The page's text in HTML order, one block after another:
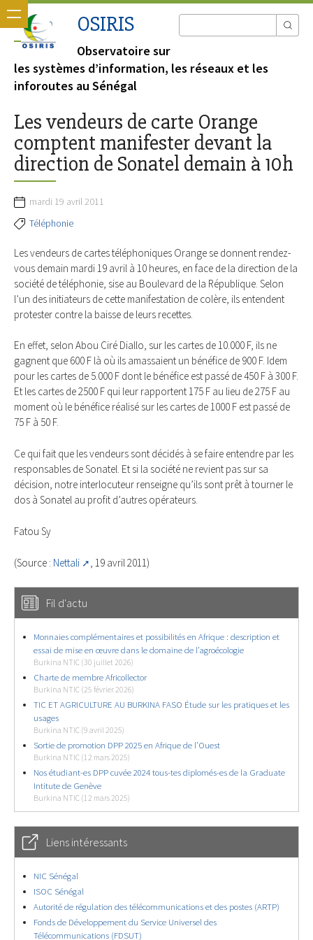
OSIRIS
Observatoire sur
les systèmes d’information, les réseaux et les
inforoutes au Sénégal
Les vendeurs de carte Orange
comptent manifester devant la
direction de Sonatel demain à 10h
mardi 19 avril 2011
Téléphonie
Les vendeurs de cartes téléphoniques Orange se donnent rendez-
vous demain mardi 19 avril à 10 heures, en face de la direction de la
société de téléphonie, sise au Boulevard de la République. Selon
l’un des initiateurs de cette manifestation de colère, ils entendent
protester contre la baisse de leurs recettes.
En effet, selon Abou Ciré Diallo, sur les cartes de 10.000 F, ils ne
gagnent que 600 F là où ils amassaient un bénéfice de 900 F. Idem
pour les cartes de 5.000 F dont le bénéfice est passé de 450 F à 300 F.
Et les cartes de 2500 F qui leur rapportent 175 F au lieu de 275 F au
moment où le bénéfice réalisé sur les cartes de 1000 F est passé de
75 F à 50 F.
Ce qui fait que les vendeurs sont décidés à se faire entendre par les
responsables de Sonatel. Et si la société ne revient pas sur sa
décision, notre interlocuteur renseigne qu’ils sont prêt à tourner le
dos à Sonatel au profit d’autres opérateurs.
Fatou Sy
(Source : Nettali , 19 avril 2011)
Fil d'actu
Monnaies complémentaires et possibilités en Afrique : description et
essai de mise en œuvre dans le domaine de l’agroécologie
Burkina NTIC (30 juillet 2026)
Charte de membre Africollector
Burkina NTIC (25 février 2026)
TIC ET AGRICULTURE AU BURKINA FASO Étude sur les pratiques et les
usages
Burkina NTIC (9 avril 2025)
Sortie de promotion DPP 2025 en Afrique de l’Ouest
Burkina NTIC (12 mars 2025)
Nos étudiant-es DPP cuvée 2024 tous-tes diplomés-es de la Graduate
Intitute de Genève
Burkina NTIC (12 mars 2025)
Liens intéressants
NIC Sénégal
ISOC Sénégal
Autorité de régulation des télécommunications et des postes (ARTP)
Fonds de Développement du Service Universel des
Télécommunications (FDSUT)